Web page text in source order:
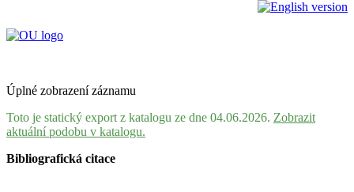
Úplné zobrazení záznamu
Toto je statický export z katalogu ze dne 04.06.2026. Zobrazit
aktuální podobu v katalogu.
Bibliografická citace